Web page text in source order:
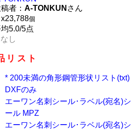
者： A-TONKUN さん
x23,788個
5.0/5点
なし
リスト
* 200未満の角形鋼管形状リスト(txt)
DXFのみ
エーワン名刺シール･ラベル(宛名)シ
ール MPZ
エーワン名刺シール･ラベル(宛名)シ